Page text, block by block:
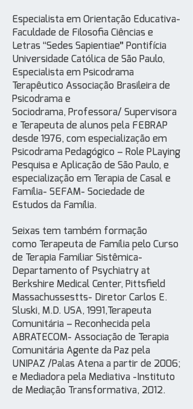
Especialista em Orientação Educativa-
Faculdade de Filosofia Ciências e
Letras “Sedes Sapientiae” Pontifícia
Universidade Católica de São Paulo,
Especialista em Psicodrama
Terapêutico Associação Brasileira de
Psicodrama e
Sociodrama, Professora/ Supervisora
e Terapeuta de alunos pela FEBRAP
desde 1976, com especialização em
Psicodrama Pedagógico – Role PLaying
Pesquisa e Aplicação de São Paulo, e
especialização em Terapia de Casal e
Família- SEFAM- Sociedade de
Estudos da Família.
Seixas tem também formação
como Terapeuta de Família pelo Curso
de Terapia Familiar Sistêmica-
Departamento of Psychiatry at
Berkshire Medical Center, Pittsfield
Massachussestts- Diretor Carlos E.
Sluski, M.D. USA, 1991,Terapeuta
Comunitária – Reconhecida pela
ABRATECOM- Associação de Terapia
Comunitária Agente da Paz pela
UNIPAZ /Palas Atena a partir de 2006;
e Mediadora pela Mediativa -Instituto
de Mediação Transformativa, 2012.